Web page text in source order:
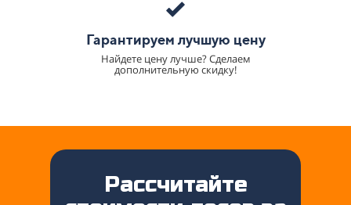
Гарантируем лучшую цену
Найдете цену лучше? Сделаем
дополнительную скидку!
Рассчитайте